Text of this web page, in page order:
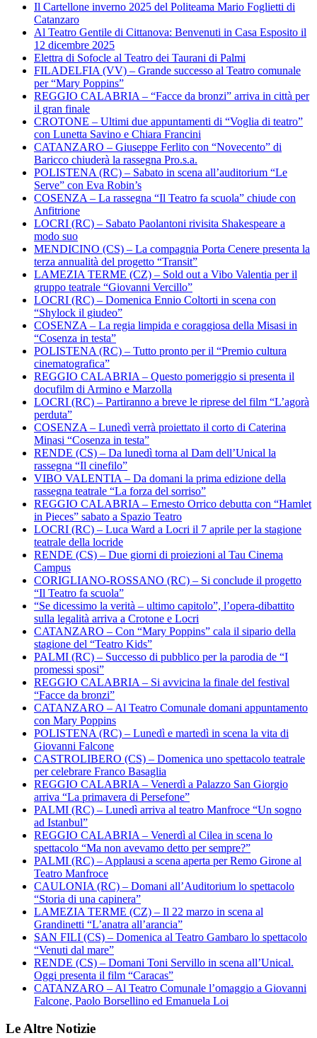
Il Cartellone inverno 2025 del Politeama Mario Foglietti di
Catanzaro
Al Teatro Gentile di Cittanova: Benvenuti in Casa Esposito il
12 dicembre 2025
Elettra di Sofocle al Teatro dei Taurani di Palmi
FILADELFIA (VV) – Grande successo al Teatro comunale
per “Mary Poppins”
REGGIO CALABRIA – “Facce da bronzi” arriva in città per
il gran finale
CROTONE – Ultimi due appuntamenti di “Voglia di teatro”
con Lunetta Savino e Chiara Francini
CATANZARO – Giuseppe Ferlito con “Novecento” di
Baricco chiuderà la rassegna Pro.s.a.
POLISTENA (RC) – Sabato in scena all’auditorium “Le
Serve” con Eva Robin’s
COSENZA – La rassegna “Il Teatro fa scuola” chiude con
Anfitrione
LOCRI (RC) – Sabato Paolantoni rivisita Shakespeare a
modo suo
MENDICINO (CS) – La compagnia Porta Cenere presenta la
terza annualità del progetto “Transit”
LAMEZIA TERME (CZ) – Sold out a Vibo Valentia per il
gruppo teatrale “Giovanni Vercillo”
LOCRI (RC) – Domenica Ennio Coltorti in scena con
“Shylock il giudeo”
COSENZA – La regia limpida e coraggiosa della Misasi in
“Cosenza in testa”
POLISTENA (RC) – Tutto pronto per il “Premio cultura
cinematografica”
REGGIO CALABRIA – Questo pomeriggio si presenta il
docufilm di Armino e Marzolla
LOCRI (RC) – Partiranno a breve le riprese del film “L’agorà
perduta”
COSENZA – Lunedì verrà proiettato il corto di Caterina
Minasi “Cosenza in testa”
RENDE (CS) – Da lunedì torna al Dam dell’Unical la
rassegna “Il cinefilo”
VIBO VALENTIA – Da domani la prima edizione della
rassegna teatrale “La forza del sorriso”
REGGIO CALABRIA – Ernesto Orrico debutta con “Hamlet
in Pieces” sabato a Spazio Teatro
LOCRI (RC) – Luca Ward a Locri il 7 aprile per la stagione
teatrale della locride
RENDE (CS) – Due giorni di proiezioni al Tau Cinema
Campus
CORIGLIANO-ROSSANO (RC) – Si conclude il progetto
“Il Teatro fa scuola”
“Se dicessimo la verità – ultimo capitolo”, l’opera-dibattito
sulla legalità arriva a Crotone e Locri
CATANZARO – Con “Mary Poppins” cala il sipario della
stagione del “Teatro Kids”
PALMI (RC) – Successo di pubblico per la parodia de “I
promessi sposi”
REGGIO CALABRIA – Si avvicina la finale del festival
“Facce da bronzi”
CATANZARO – Al Teatro Comunale domani appuntamento
con Mary Poppins
POLISTENA (RC) – Lunedì e martedì in scena la vita di
Giovanni Falcone
CASTROLIBERO (CS) – Domenica uno spettacolo teatrale
per celebrare Franco Basaglia
REGGIO CALABRIA – Venerdì a Palazzo San Giorgio
arriva “La primavera di Persefone”
PALMI (RC) – Lunedì arriva al teatro Manfroce “Un sogno
ad Istanbul”
REGGIO CALABRIA – Venerdì al Cilea in scena lo
spettacolo “Ma non avevamo detto per sempre?”
PALMI (RC) – Applausi a scena aperta per Remo Girone al
Teatro Manfroce
CAULONIA (RC) – Domani all’Auditorium lo spettacolo
“Storia di una capinera”
LAMEZIA TERME (CZ) – Il 22 marzo in scena al
Grandinetti “L’anatra all’arancia”
SAN FILI (CS) – Domenica al Teatro Gambaro lo spettacolo
“Venuti dal mare”
RENDE (CS) – Domani Toni Servillo in scena all’Unical.
Oggi presenta il film “Caracas”
CATANZARO – Al Teatro Comunale l’omaggio a Giovanni
Falcone, Paolo Borsellino ed Emanuela Loi
Le Altre Notizie